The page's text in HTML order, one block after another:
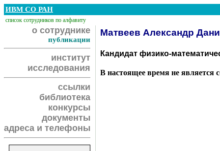
ИВМ СО РАН
список сотрудников по алфавиту
о сотруднике
публикации
институт
исследования
ссылки
библиотека
конкурсы
документы
адреса и телефоны
Матвеев Александр
Кандидат физико-
В настоящее время не является